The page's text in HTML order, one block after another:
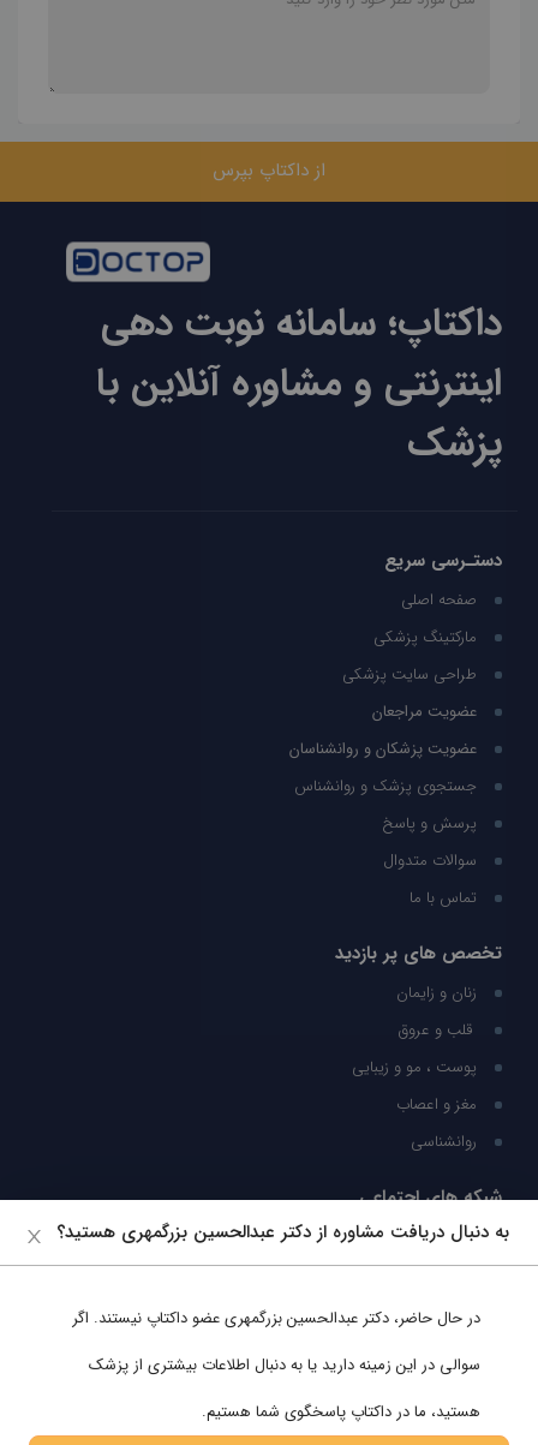
از داکتاپ بپرس
داکتاپ؛ سامانه نوبت دهی
اینترنتی و مشاوره آنلاین با
پزشک
دستـرسی سریع
صفحه اصلی
مارکتینگ پزشکی
طراحی سایت پزشکی
عضویت مراجعان
عضویت پزشکان و روانشناسان
جستجوی پزشک و روانشناس
پرسش و پاسخ
سوالات متدوال
تماس با ما
تخصص های پر بازدید
زنان و زایمان
قلب و عروق
پوست ، مو و زیبایی
مغز و اعصاب
روانشناسی
شبکه های اجتماعی
ما را در شبکه های اجتماعی دنبال کنید
به دنبال دریافت مشاوره از دکتر عبدالحسین بزرگمهری هستید؟
در حال حاضر، دکتر عبدالحسین بزرگمهریعضو داکتاپ نیستند. اگر
سوالی در این زمینه دارید یا به دنبال اطلاعات بیشتری از پزشک
هستید، ما در داکتاپ پاسخگوی شما هستیم.